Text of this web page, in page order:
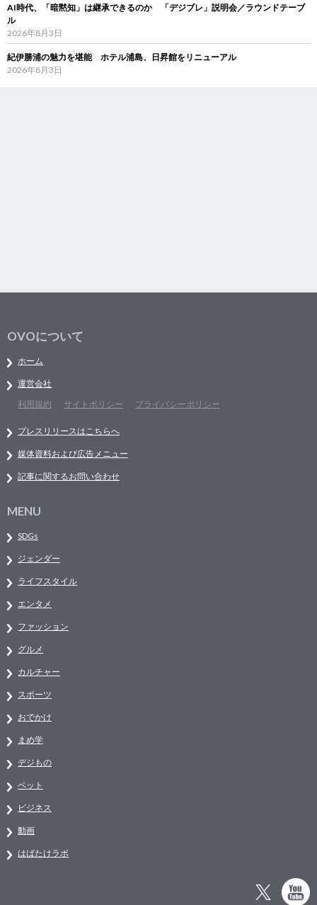
AI時代、「暗黙知」は継承できるのか 「デジブレ」説明会／ラウンドテーブ
ル
2026年8月3日
紀伊勝浦の魅力を堪能 ホテル浦島、日昇館をリニューアル
2026年8月3日
OVOについて
ホーム
運営会社
利用規約
サイトポリシー プライバシーポリシー
プレスリリースはこちらへ
媒体資料および広告メニュー
記事に関するお問い合わせ
MENU
SDGs
ジェンダー
ライフスタイル
エンタメ
ファッション
グルメ
カルチャー
スポーツ
おでかけ
まめ学
デジもの
ペット
ビジネス
動画
はばたけラボ